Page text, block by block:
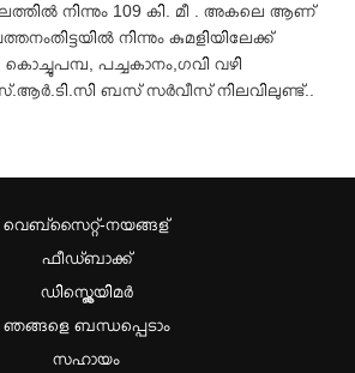
നിന്നും 109 കി. മീ . അകലെ ആണ്
നിന്നും കുമളിയിലേക്ക്
കൊച്ചുപമ്പ, പച്ചകാനം,ഗവി വഴി
ബസ് സർവീസ് നിലവിലുണ്ട്..
വെബ്സൈറ്റ്-നയങ്ങള്
ഫീഡ്ബാക്ക്
ഡിസ്ക്ലെയിമർ
ഞങ്ങളെ ബന്ധപ്പെടാം
സഹായം